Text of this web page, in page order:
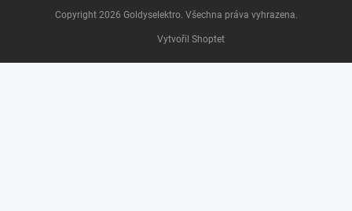
Vytvořil Shoptet
Copyright 2026 Goldyselektro. Všechna práva vyhrazena.